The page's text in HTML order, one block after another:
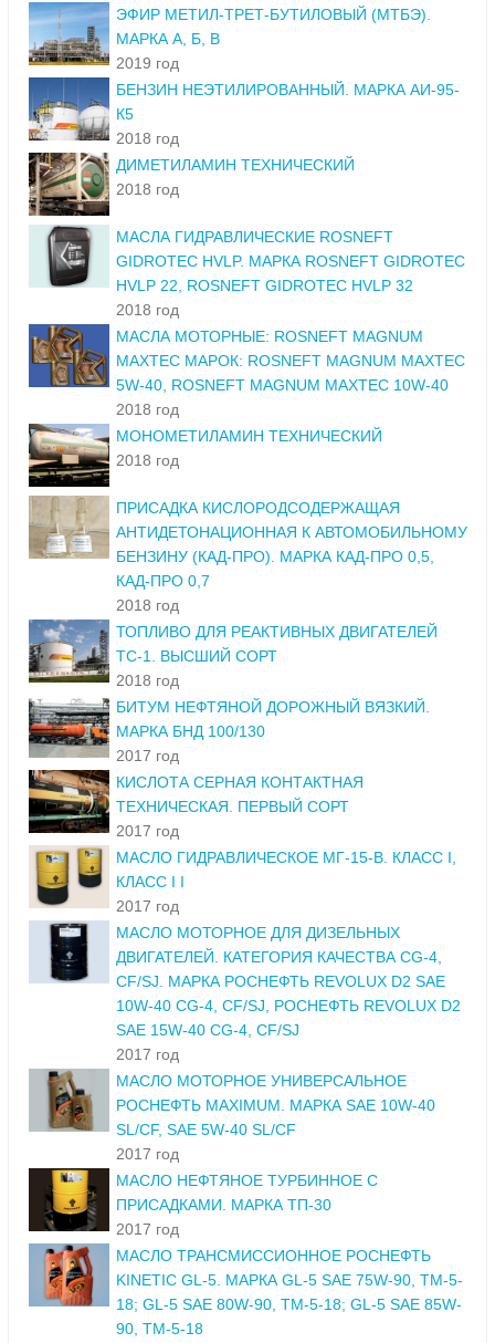
ЭФИР МЕТИЛ-ТРЕТ-БУТИЛОВЫЙ (МТБЭ).
МАРКА А, Б, В
2019 год
БЕНЗИН НЕЭТИЛИРОВАННЫЙ. МАРКА АИ-95-
К5
2018 год
ДИМЕТИЛАМИН ТЕХНИЧЕСКИЙ
2018 год
МАСЛА ГИДРАВЛИЧЕСКИЕ ROSNEFT
GIDROTEC HVLP. МАРКА ROSNEFT GIDROTEC
HVLP 22, ROSNEFT GIDROTEC HVLP 32
2018 год
МАСЛА МОТОРНЫЕ: ROSNEFT MAGNUM
MAXTEC МАРОК: ROSNEFT MAGNUM MAXTEC
5W-40, ROSNEFT MAGNUM MAXTEC 10W-40
2018 год
МОНОМЕТИЛАМИН ТЕХНИЧЕСКИЙ
2018 год
ПРИСАДКА КИСЛОРОДСОДЕРЖАЩАЯ
АНТИДЕТОНАЦИОННАЯ К АВТОМОБИЛЬНОМУ
БЕНЗИНУ (КАД-ПРО). МАРКА КАД-ПРО 0,5,
КАД-ПРО 0,7
2018 год
ТОПЛИВО ДЛЯ РЕАКТИВНЫХ ДВИГАТЕЛЕЙ
ТС-1. ВЫСШИЙ СОРТ
2018 год
БИТУМ НЕФТЯНОЙ ДОРОЖНЫЙ ВЯЗКИЙ.
МАРКА БНД 100/130
2017 год
КИСЛОТА СЕРНАЯ КОНТАКТНАЯ
ТЕХНИЧЕСКАЯ. ПЕРВЫЙ СОРТ
2017 год
МАСЛО ГИДРАВЛИЧЕСКОЕ МГ-15-В. КЛАСС I,
КЛАСС I I
2017 год
МАСЛО МОТОРНОЕ ДЛЯ ДИЗЕЛЬНЫХ
ДВИГАТЕЛЕЙ. КАТЕГОРИЯ КАЧЕСТВА CG-4,
CF/SJ. МАРКА РОСНЕФТЬ REVOLUX D2 SAE
10W-40 CG-4, CF/SJ, РОСНЕФТЬ REVOLUX D2
SAE 15W-40 CG-4, CF/SJ
2017 год
МАСЛО МОТОРНОЕ УНИВЕРСАЛЬНОЕ
РОСНЕФТЬ MAXIMUM. МАРКА SAE 10W-40
SL/CF, SAE 5W-40 SL/CF
2017 год
МАСЛО НЕФТЯНОЕ ТУРБИННОЕ С
ПРИСАДКАМИ. МАРКА ТП-30
2017 год
МАСЛО ТРАНСМИССИОННОЕ РОСНЕФТЬ
KINETIC GL-5. МАРКА GL-5 SAE 75W-90, ТМ-5-
18; GL-5 SAE 80W-90, ТМ-5-18; GL-5 SAE 85W-
90, ТМ-5-18